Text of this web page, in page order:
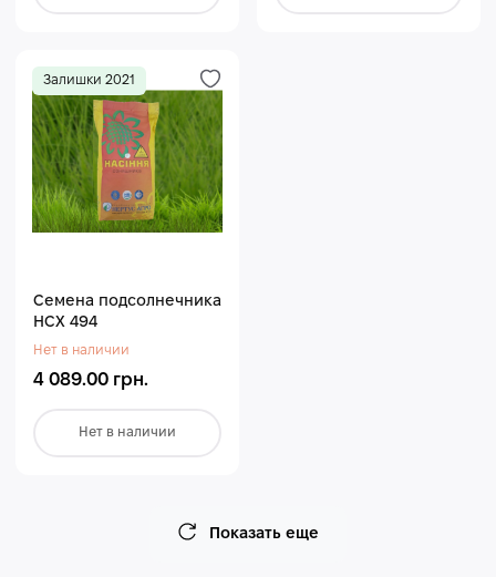
Залишки 2021
Семена подсолнечника
НСХ 494
Нет в наличии
4 089.00 грн.
Нет в наличии
Показать еще